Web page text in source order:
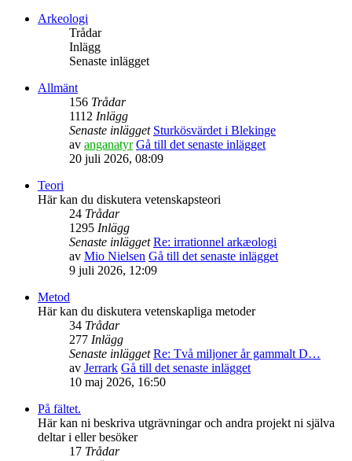
Arkeologi
Trådar
Inlägg
Senaste inlägget
Allmänt
156 Trådar
1112 Inlägg
Senaste inlägget Sturkösvärdet i Blekinge
av anganatyr Gå till det senaste inlägget
20 juli 2026, 08:09
Teori
Här kan du diskutera vetenskapsteori
24 Trådar
1295 Inlägg
Senaste inlägget Re: irrationnel arkæologi
av Mio Nielsen Gå till det senaste inlägget
9 juli 2026, 12:09
Metod
Här kan du diskutera vetenskapliga metoder
34 Trådar
277 Inlägg
Senaste inlägget Re: Två miljoner år gammalt D…
av Jerrark Gå till det senaste inlägget
10 maj 2026, 16:50
På fältet.
Här kan ni beskriva utgrävningar och andra projekt ni själva
deltar i eller besöker
17 Trådar